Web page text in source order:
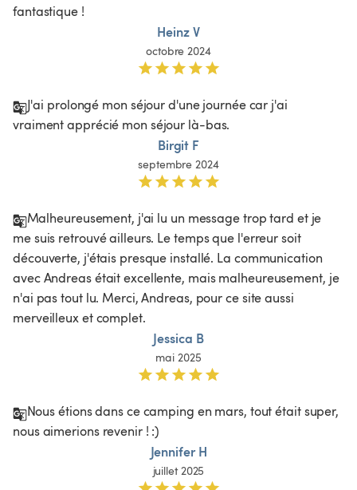
fantastique !
Heinz V
octobre 2024
J'ai prolongé mon séjour d'une journée car j'ai
vraiment apprécié mon séjour là-bas.
Birgit F
septembre 2024
Malheureusement, j'ai lu un message trop tard et je
me suis retrouvé ailleurs. Le temps que l'erreur soit
découverte, j'étais presque installé. La communication
avec Andreas était excellente, mais malheureusement, je
n'ai pas tout lu. Merci, Andreas, pour ce site aussi
merveilleux et complet.
Jessica B
mai 2025
Nous étions dans ce camping en mars, tout était super,
nous aimerions revenir ! :)
Jennifer H
juillet 2025